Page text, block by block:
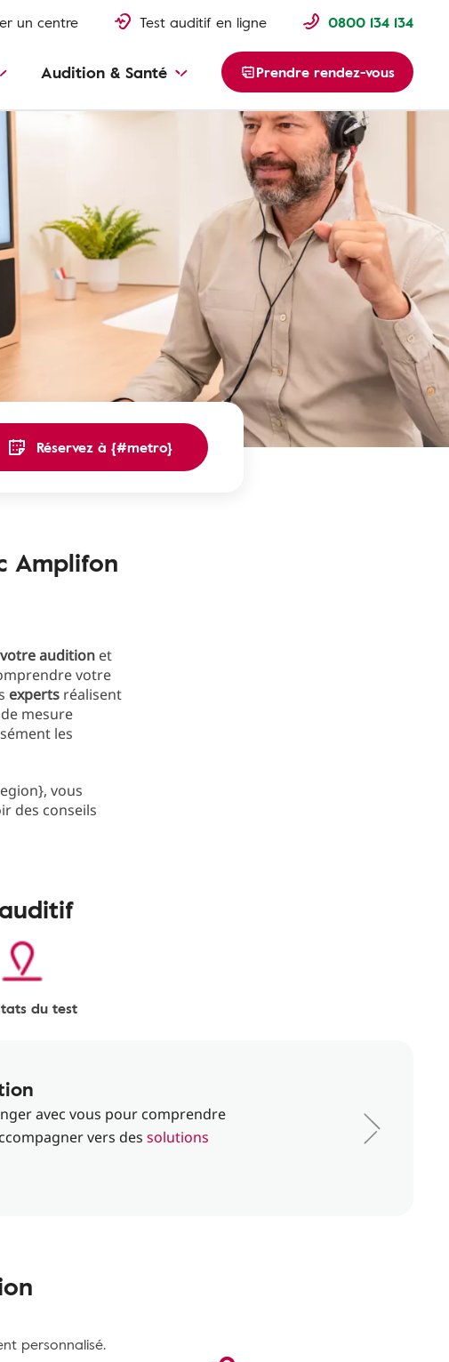
un centre Test auditif en ligne 0800 134 134
Audition & Santé Prendre rendez-vous
Réservez à {#metro}
Amplifon
audition et
votre
experts réalisent
mesure
les
vous
des conseils
du test
avec vous pour comprendre
vers des solutions
personnalisé.